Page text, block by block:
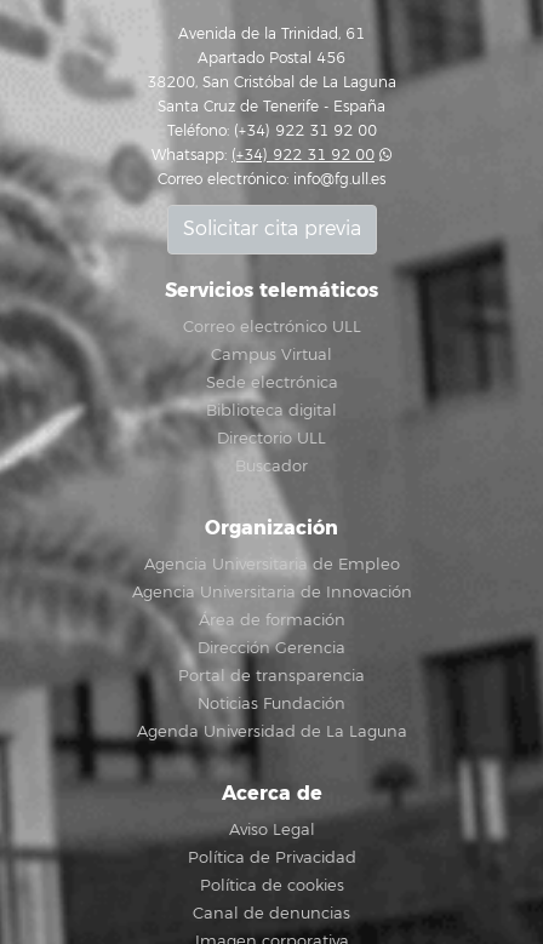
Avenida de la Trinidad, 61
Apartado Postal 456
38200, San Cristóbal de La Laguna
Santa Cruz de Tenerife - España
Teléfono: (+34) 922 31 92 00
Whatsapp: (+34) 922 31 92 00
Correo electrónico: info@fg.ull.es
Solicitar cita previa
Servicios telemáticos
Correo electrónico ULL
Campus Virtual
Sede electrónica
Biblioteca digital
Directorio ULL
Buscador
Organización
Agencia Universitaria de Empleo
Agencia Universitaria de Innovación
Área de formación
Dirección Gerencia
Portal de transparencia
Noticias Fundación
Agenda Universidad de La Laguna
Acerca de
Aviso Legal
Política de Privacidad
Política de cookies
Canal de denuncias